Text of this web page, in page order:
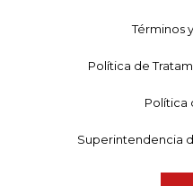
Términos
Política de
Política
Superintendencia